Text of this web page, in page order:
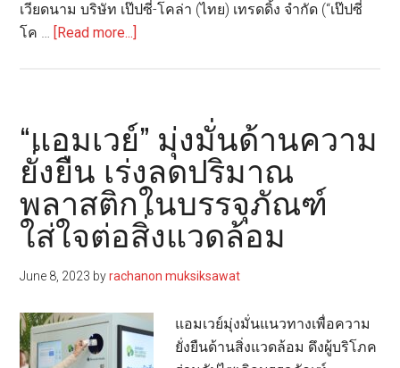
เวียดนาม บริษัท เป๊ปซี่-โคล่า (ไทย) เทรดดิ้ง จำกัด (“เป๊ปซี่
โค …
[Read more...]
แก้ไข
ปัญหา
ขยะ
พลาสติก
ล้น
โลก
ภัณฑ์
เป็น
พา
“แอมเวย์” มุ่งมั่นด้านความ
ยั่งยืน เร่งลดปริมาณ
พลาสติกในบรรจุภัณฑ์
ใส่ใจต่อสิ่งแวดล้อม
June 8, 2023 byrachanon muksiksawat
แอมเวย์มุ่งมั่นแนวทางเพื่อความ
ยั่งยืนด้านสิ่งแวดล้อม ดึงผู้บริโภค